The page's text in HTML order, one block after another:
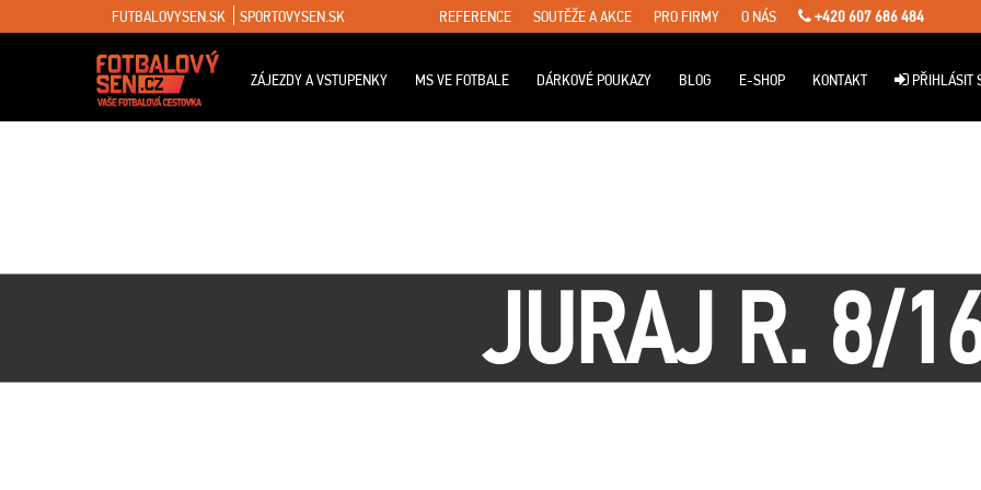
FUTBALOVYSEN.SK SPORTOVYSEN.SK REFERENCE SOUTĚŽE A AKCE PRO FIRMY O NÁS +420 607 686 484
ZÁJEZDY A VSTUPENKY MS VE FOTBALE DÁRKOVÉ POUKAZY BLOG E-SHOP KONTAKT PŘIHLÁSIT
JURAJ R. 8/